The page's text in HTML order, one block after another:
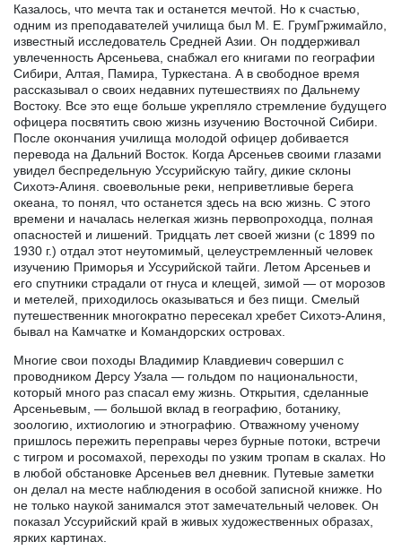
Казалось, что мечта так и останется мечтой. Но к счастью,
одним из преподавателей училища был М. Е. ГрумГржимайло,
известный исследователь Средней Азии. Он поддерживал
увлеченность Арсеньева, снабжал его книгами по географии
Сибири, Алтая, Памира, Туркестана. А в свободное время
рассказывал о своих недавних путешествиях по Дальнему
Востоку. Все это еще больше укрепляло стремление будущего
офицера посвятить свою жизнь изучению Восточной Сибири.
После окончания училища молодой офицер добивается
перевода на Дальний Восток. Когда Арсеньев своими глазами
увидел беспредельную Уссурийскую тайгу, дикие склоны
Сихотэ-Алиня. своевольные реки, неприветливые берега
океана, то понял, что останется здесь на всю жизнь. С этого
времени и началась нелегкая жизнь первопроходца, полная
опасностей и лишений. Тридцать лет своей жизни (с 1899 по
1930 г.) отдал этот неутомимый, целеустремленный человек
изучению Приморья и Уссурийской тайги. Летом Арсеньев и
его спутники страдали от гнуса и клещей, зимой — от морозов
и метелей, приходилось оказываться и без пищи. Смелый
путешественник многократно пересекал хребет Сихотэ-Алиня,
бывал на Камчатке и Командорских островах.
Многие свои походы Владимир Клавдиевич совершил с
проводником Дерсу Узала — гольдом по национальности,
который много раз спасал ему жизнь. Открытия, сделанные
Арсеньевым, — большой вклад в географию, ботанику,
зоологию, ихтиологию и этнографию. Отважному ученому
пришлось пережить переправы через бурные потоки, встречи
с тигром и росомахой, переходы по узким тропам в скалах. Но
в любой обстановке Арсеньев вел дневник. Путевые заметки
он делал на месте наблюдения в особой записной книжке. Но
не только наукой занимался этот замечательный человек. Он
показал Уссурийский край в живых художественных образах,
ярких картинах.